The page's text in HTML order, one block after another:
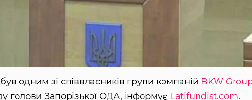
одним зі співвласників групи компаній BKW
голови Запорізької ОДА, інформує Latifundist.com.